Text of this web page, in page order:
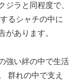
ジラと同程度で、
るシャチの中に
があります。
強い絆の中で生活
群れの中で支え